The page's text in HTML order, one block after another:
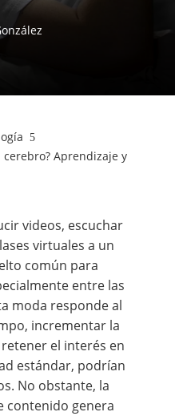
Aprendizaje y
videos, escuchar
virtuales a un
común para
entre las
moda responde al
incrementar la
el interés en
estándar, podrían
No obstante, la
contenido genera